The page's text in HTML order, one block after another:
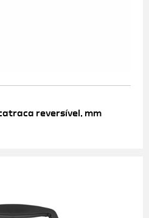
reversível, mm